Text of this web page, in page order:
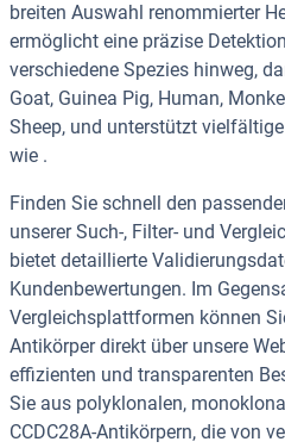
breiten Auswahl renommierter
ermöglicht eine präzise
verschiedene Spezies hinweg,
Goat, Guinea Pig, Human,
Sheep, und unterstützt
wie .
Finden Sie schnell den
unserer Such-, Filter- und
bietet detaillierte
Kundenbewertungen. Im
Vergleichsplattformen können
Antikörper direkt über unsere
effizienten und transparenten
Sie aus polyklonalen,
CCDC28A-Antikörpern, die von